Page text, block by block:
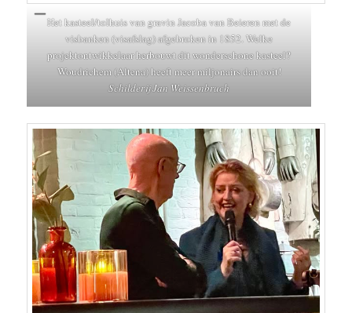
Het kasteel/tolhuis van gravin Jacoba van Beieren met de
visbanken (visafslag) afgebroken in 1852. Welke
projektontwikkelaar herbouwt dit wonderschone kasteel?
Woudrichem (Altena) heeft meer miljonairs dan ooit!
Schilderij Jan Weissenbruch